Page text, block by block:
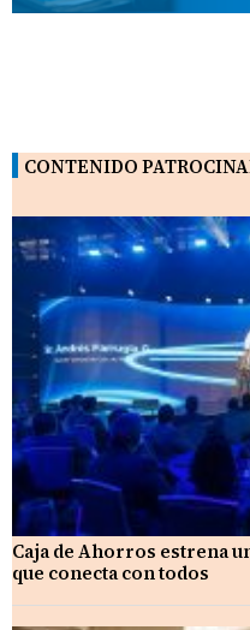
CONTENIDO
Caja de Ahorros estrena
que conecta con todos